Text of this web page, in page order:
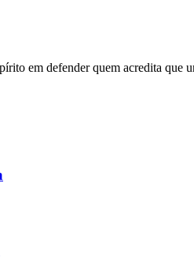
em defender quem acredita